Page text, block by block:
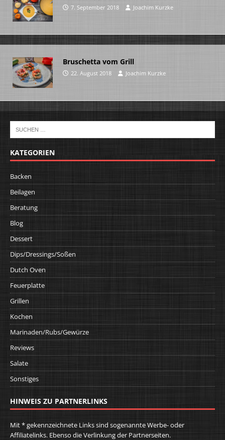
7. September 2018 Joachim Kurzke
Bruschetta vom Grill
22. August 2018 Joachim Kurzke
KATEGORIEN
Backen
Beilagen
Beratung
Blog
Dessert
Dips/Dressings/Soßen
Dutch Oven
Feuerplatte
Grillen
Kochen
Marinaden/Rubs/Gewürze
Reviews
Salate
Sonstiges
HINWEIS ZU PARTNERLINKS
Mit * gekennzeichnete Links sind sogenannte Werbe- oder
Affiliatelinks. Ebenso die Verlinkung der Partnerseiten.